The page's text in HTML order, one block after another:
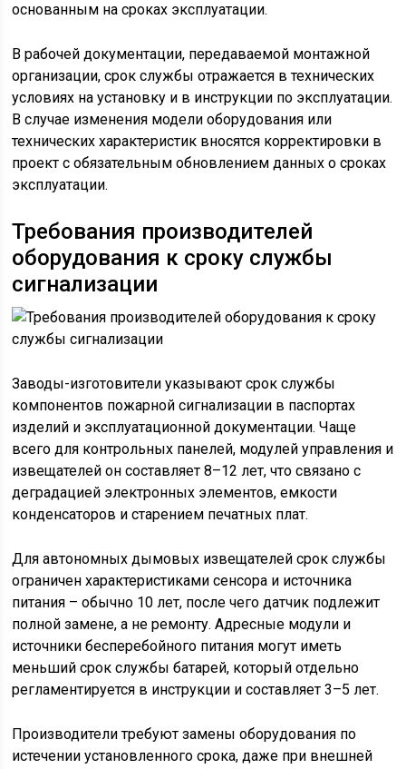
основанным на сроках эксплуатации.
В рабочей документации, передаваемой монтажной
организации, срок службы отражается в технических
условиях на установку и в инструкции по эксплуатации.
В случае изменения модели оборудования или
технических характеристик вносятся корректировки в
проект с обязательным обновлением данных о сроках
эксплуатации.
Требования производителей
оборудования к сроку службы
сигнализации
Заводы-изготовители указывают срок службы
компонентов пожарной сигнализации в паспортах
изделий и эксплуатационной документации. Чаще
всего для контрольных панелей, модулей управления и
извещателей он составляет 8–12 лет, что связано с
деградацией электронных элементов, емкости
конденсаторов и старением печатных плат.
Для автономных дымовых извещателей срок службы
ограничен характеристиками сенсора и источника
питания – обычно 10 лет, после чего датчик подлежит
полной замене, а не ремонту. Адресные модули и
источники бесперебойного питания могут иметь
меньший срок службы батарей, который отдельно
регламентируется в инструкции и составляет 3–5 лет.
Производители требуют замены оборудования по
истечении установленного срока, даже при внешней